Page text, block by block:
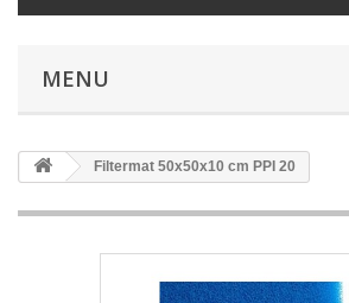
MENU
Filtermat 50x50x10 cm PPI 20